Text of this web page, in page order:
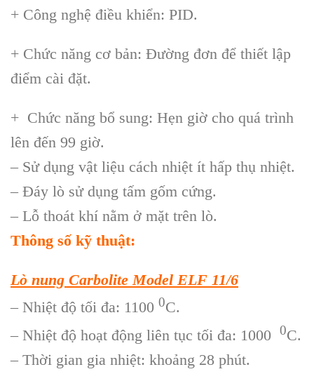
+ Công nghệ điều khiển: PID.
+ Chức năng cơ bản: Đường đơn để thiết lập
điểm cài đặt.
+ Chức năng bổ sung: Hẹn giờ cho quá trình
lên đến 99 giờ.
– Sử dụng vật liệu cách nhiệt ít hấp thụ nhiệt.
– Đáy lò sử dụng tấm gốm cứng.
– Lỗ thoát khí nằm ở mặt trên lò.
Thông số kỹ thuật:
Lò nung Carbolite Model ELF 11/6
– Nhiệt độ tối đa: 1100 0C.
– Nhiệt độ hoạt động liên tục tối đa: 1000 0C.
– Thời gian gia nhiệt: khoảng 28 phút.